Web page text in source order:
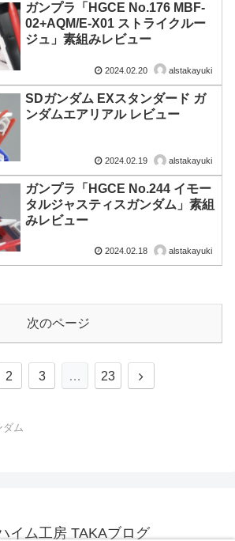
ガンプラ「HGCE No.176 MBF-
02+AQM/E-X01 ストライクルー
ジュ」素組みレビュー
2024.02.20 alstakayuki
SDガンダム EXスタンダード ガ
ンダムエアリアル レビュー
2024.02.19 alstakayuki
ガンプラ「HGCE No.244 イモー
タルジャスティスガンダム」素組
みレビュー
2024.02.18 alstakayuki
次のページ
2 3 … 23
次
ダム
イム工房 TAKAブログ